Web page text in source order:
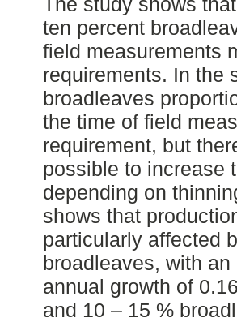
ten percent
field measurements
requirements. In the
broadleaves
the time of field
requirement, but
possible to increase
depending on
shows that
particularly affected
broadleaves, with
annual growth of
and 10 – 15 %